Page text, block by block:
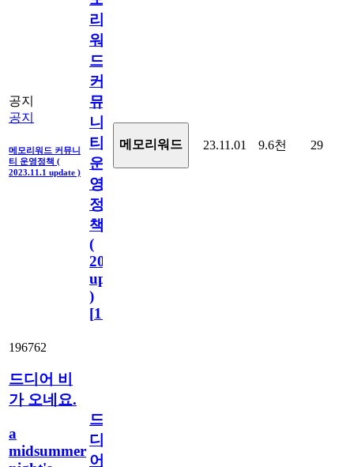
공지
공지
메모리워드 커뮤니
티 운영정책 (
2023.11.1 update )
리
워
드
커
뮤
니
티
운
영
정
책
(
2023.11.1
update
)
[110
메모리워드 23.11.01 9.6천 29
196762
드디어 비
가 오네요.
a
midsummer
드
디
어